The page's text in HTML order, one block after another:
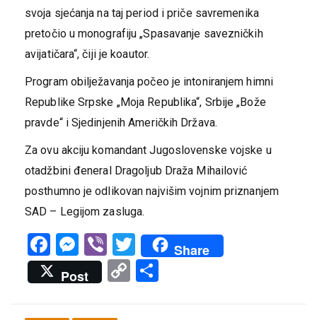
svoja sjećanja na taj period i priče savremenika
pretočio u monografiju „Spasavanje savezničkih
avijatičara“, čiji je koautor.
Program obilježavanja počeo je intoniranjem himni
Republike Srpske „Moja Republika“, Srbije „Bože
pravde“ i Sjedinjenih Američkih Država.
Za ovu akciju komandant Јugoslovenske vojske u
otadžbini đeneral Dragoljub Draža Mihailović
posthumno je odlikovan najvišim vojnim priznanjem
SAD – Legijom zasluga.
Facebook
Messenger
ViberTwitter
Share
Post
Copy